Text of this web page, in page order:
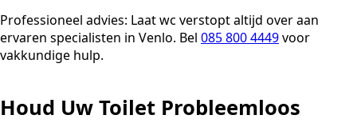
Professioneel advies: Laat wc verstopt altijd over aan
ervaren specialisten in Venlo. Bel 085 800 4449voor
vakkundige hulp.
Houd Uw Toilet Probleemloos